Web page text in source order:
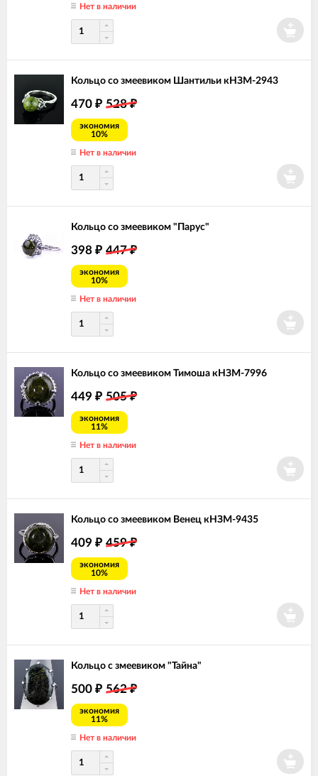
Нет в наличии
Кольцо со змеевиком Шантильи кНЗМ-2943
470 ₽ 528₽
экономия
10%
Нет в наличии
Кольцо со змеевиком "Парус"
398 ₽ 447₽
экономия
10%
Нет в наличии
Кольцо со змеевиком Тимоша кНЗМ-7996
449 ₽ 505₽
экономия
11%
Нет в наличии
Кольцо со змеевиком Венец кНЗМ-9435
409 ₽ 459₽
экономия
10%
Нет в наличии
Кольцо с змеевиком "Тайна"
500 ₽ 562₽
экономия
11%
Нет в наличии